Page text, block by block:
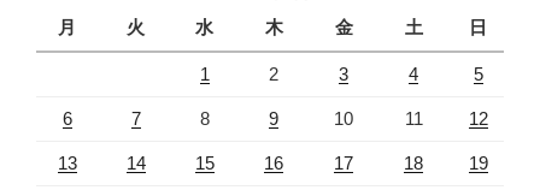
月
火 水 木 金 土 日
1 2 3 4 5
6 7 8 9 10 11 12
13 14 15 16 17 18 19